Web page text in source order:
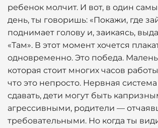
ребенок молчит. И вот, в один
день, ты говоришь: «Покажи, где
поднимает голову и, заикаясь,
«Там». В этот момент хочется
одновременно. Это победа.
которая стоит многих часов
что это непросто. Нервная
сдавать, дети могут быть
агрессивными, родители —
требовательными. Но когда ты